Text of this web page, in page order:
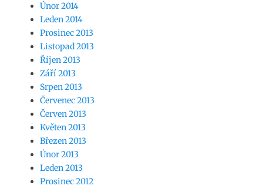
Únor 2014
Leden 2014
Prosinec 2013
Listopad 2013
Říjen 2013
Září 2013
Srpen 2013
Červenec 2013
Červen 2013
Květen 2013
Březen 2013
Únor 2013
Leden 2013
Prosinec 2012